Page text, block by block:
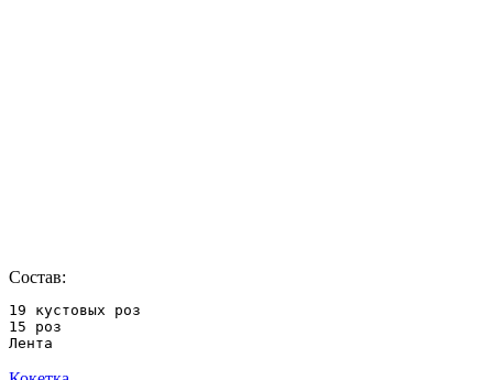
Состав:
19 кустовых роз
15 роз
Лента